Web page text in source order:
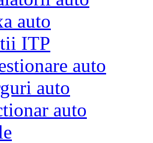
auto
ITP
auto
auto
auto